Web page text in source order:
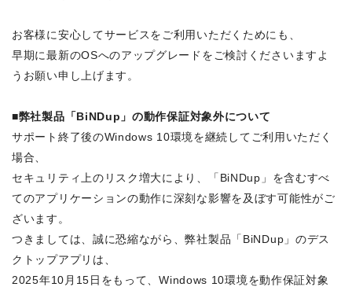
お客様に安心してサービスをご利用いただくためにも、
早期に最新のOSへのアップグレードをご検討くださいますよ
うお願い申し上げます。
■弊社製品「BiNDup」の動作保証対象外について
サポート終了後のWindows 10環境を継続してご利用いただく
場合、
セキュリティ上のリスク増大により、「BiNDup」を含むすべ
てのアプリケーションの動作に深刻な影響を及ぼす可能性がご
ざいます。
つきましては、誠に恐縮ながら、弊社製品「BiNDup」のデス
クトップアプリは、
2025年10月15日をもって、Windows 10環境を動作保証対象